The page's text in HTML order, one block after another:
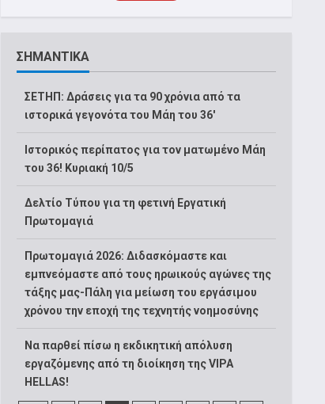
ΣΗΜΑΝΤΙΚΑ
ΣΕΤΗΠ: Δράσεις για τα 90 χρόνια από τα
ιστορικά γεγονότα του Μάη του 36′
Ιστορικός περίπατος για τον ματωμένο Μάη
του 36! Κυριακή 10/5
Δελτίο Τύπου για τη φετινή Εργατική
Πρωτομαγιά
Πρωτομαγιά 2026: Διδασκόμαστε και
εμπνεόμαστε από τους ηρωικούς αγώνες της
τάξης μας-Πάλη για μείωση του εργάσιμου
χρόνου την εποχή της τεχνητής νοημοσύνης
Να παρθεί πίσω η εκδικητική απόλυση
εργαζόμενης από τη διοίκηση της VIPA
HELLAS!